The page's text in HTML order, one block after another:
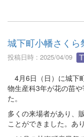
城下町小幡さくら
投稿日時 : 2025/04/09
4月6日（日）に城下
物生産科3年が花の苗
た。
多くの来場者があり、
ことができました。あ